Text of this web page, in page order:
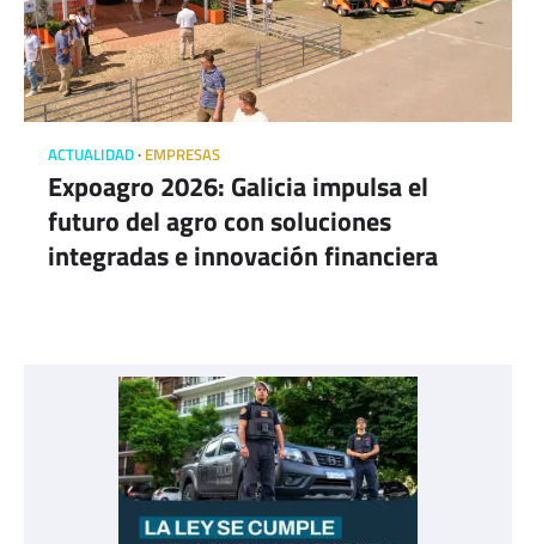
ACTUALIDAD EMPRESAS
Expoagro 2026: Galicia impulsa el
futuro del agro con soluciones
integradas e innovación financiera